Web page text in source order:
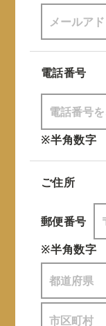
電話番号
※半角数字
ご住所
郵便番号
※半角数字